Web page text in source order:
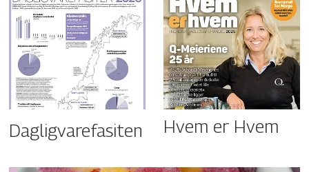
Dagligvarefasiten Hvem er Hvem